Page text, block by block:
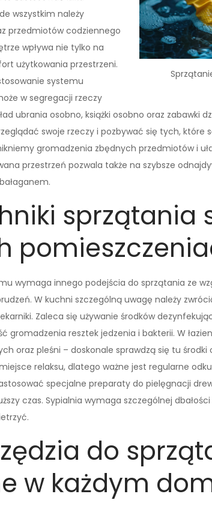
wszystkim należy
przedmiotów codziennego
wpływa nie tylko na
użytkowania przestrzeni.
systemu
w segregacji rzeczy
ubrania osobno, książki osobno oraz zabawki
swoje rzeczy i pozbywać się tych, które
gromadzenia zbędnych przedmiotów i
przestrzeń pozwala także na szybsze
sprzątania
wymaga innego podejścia do sprzątania ze
W kuchni szczególną uwagę należy
Zaleca się używanie środków
gromadzenia resztek jedzenia i bakterii. W
oraz pleśni – doskonale sprawdzą się tu środki
relaksu, dlatego ważne jest regularne
specjalne preparaty do pielęgnacji
czas. Sypialnia wymaga szczególnej
do
w każdym